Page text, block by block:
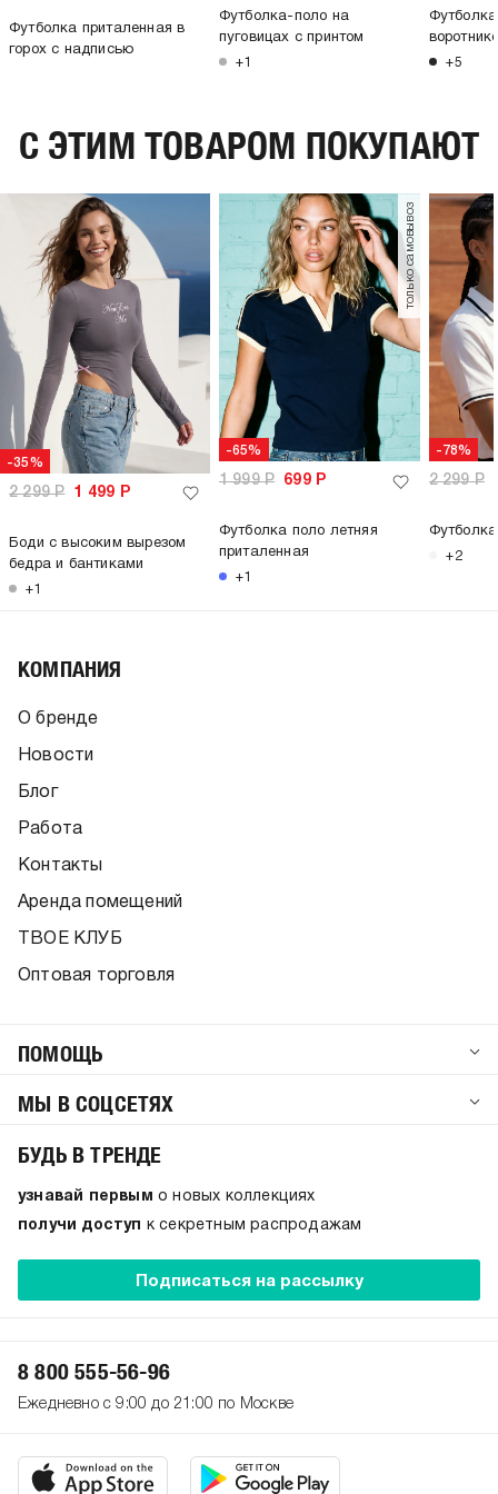
Футболка приталенная в
горох с надписью
Футболка-поло на
пуговицах с принтом
+1 +5
C ЭТИМ ТОВАРОМ ПОКУПАЮТ
-35%
2 299Р 1 499 Р
Боди с высоким вырезом
бедра и бантиками
+1
-65%
только самовывоз
1 999Р 699Р
Футболка поло летняя
приталенная
+1
-78%
2 299Р
+2
КОМПАНИЯ
О бренде
Новости
Блог
Работа
Контакты
Аренда помещений
ТВОЕ КЛУБ
Оптовая торговля
ПОМОЩЬ
МЫ В СОЦСЕТЯХ
БУДЬ В ТРЕНДЕ
узнавай первым о новых коллекциях
получи доступ к секретным распродажам
Подписаться на рассылку
8 800 555-56-96
Ежедневно с 9:00 до 21:00 по Москве